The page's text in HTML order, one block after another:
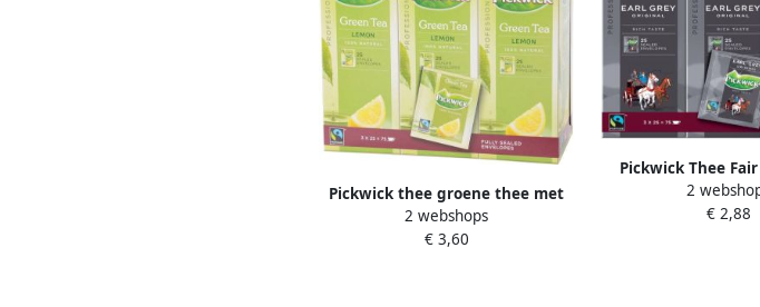
Pickwick thee groene thee met
lemon fairtrade pak van 25
zakjes
2 webshops
€ 3,60
Pickwick Thee
grey thee 25
2
€ 2,88